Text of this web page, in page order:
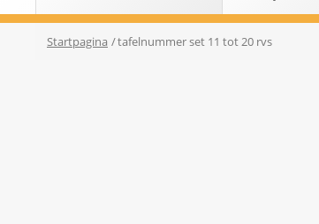
Startpagina /tafelnummer set 11 tot 20 rvs